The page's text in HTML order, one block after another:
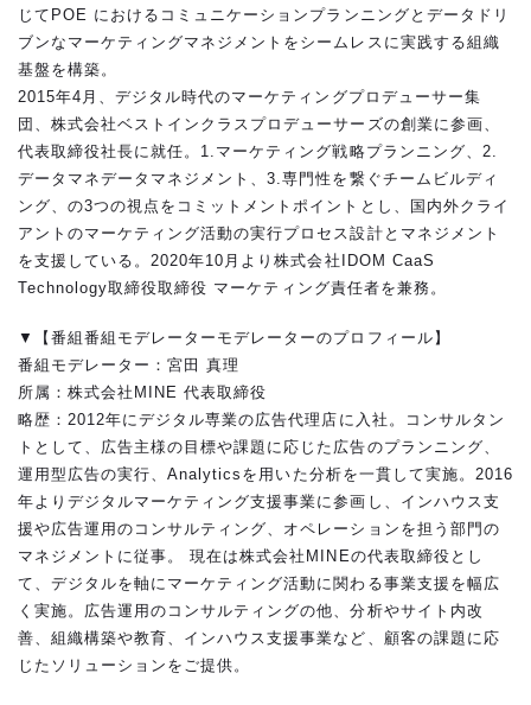
じてPOE におけるコミュニケーションプランニングとデータドリ
ブンなマーケティングマネジメントをシームレスに実践する組織
基盤を構築。
2015年4月、デジタル時代のマーケティングプロデューサー集
団、株式会社ベストインクラスプロデューサーズの創業に参画、
代表取締役社長に就任。1.マーケティング戦略プランニング、2.
データマネデータマネジメント、3.専門性を繋ぐチームビルディ
ング、の3つの視点をコミットメントポイントとし、国内外クライ
アントのマーケティング活動の実行プロセス設計とマネジメント
を支援している。2020年10月より株式会社IDOM CaaS
Technology取締役取締役 マーケティング責任者を兼務。
▼【番組番組モデレーターモデレーターのプロフィール】
番組モデレーター：宮田 真理
所属：株式会社MINE 代表取締役
略歴：2012年にデジタル専業の広告代理店に入社。コンサルタン
トとして、広告主様の目標や課題に応じた広告のプランニング、
運用型広告の実行、Analyticsを用いた分析を一貫して実施。2016
年よりデジタルマーケティング支援事業に参画し、インハウス支
援や広告運用のコンサルティング、オペレーションを担う部門の
マネジメントに従事。 現在は株式会社MINEの代表取締役とし
て、デジタルを軸にマーケティング活動に関わる事業支援を幅広
く実施。広告運用のコンサルティングの他、分析やサイト内改
善、組織構築や教育、インハウス支援事業など、顧客の課題に応
じたソリューションをご提供。